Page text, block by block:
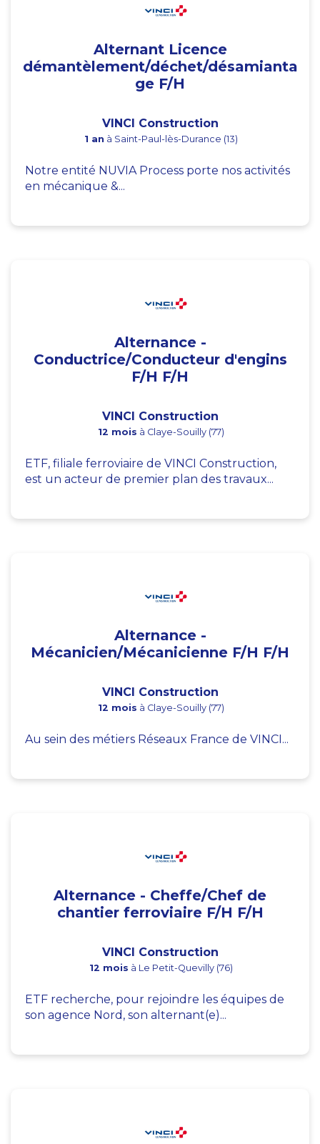
Alternant Licence
démantèlement/déchet/désamianta
ge F/H
VINCI Construction
1 an à Saint-Paul-lès-Durance (13)
Notre entité NUVIA Process porte nos activités
en mécanique &...
Alternance -
Conductrice/Conducteur d'engins
F/H F/H
VINCI Construction
12 mois à Claye-Souilly (77)
ETF, filiale ferroviaire de VINCI Construction,
est un acteur de premier plan des travaux...
Alternance -
Mécanicien/Mécanicienne F/H F/H
VINCI Construction
12 mois à Claye-Souilly (77)
Au sein des métiers Réseaux France de VINCI...
Alternance - Cheffe/Chef de
chantier ferroviaire F/H F/H
VINCI Construction
12 mois à Le Petit-Quevilly (76)
ETF recherche, pour rejoindre les équipes de
son agence Nord, son alternant(e)...